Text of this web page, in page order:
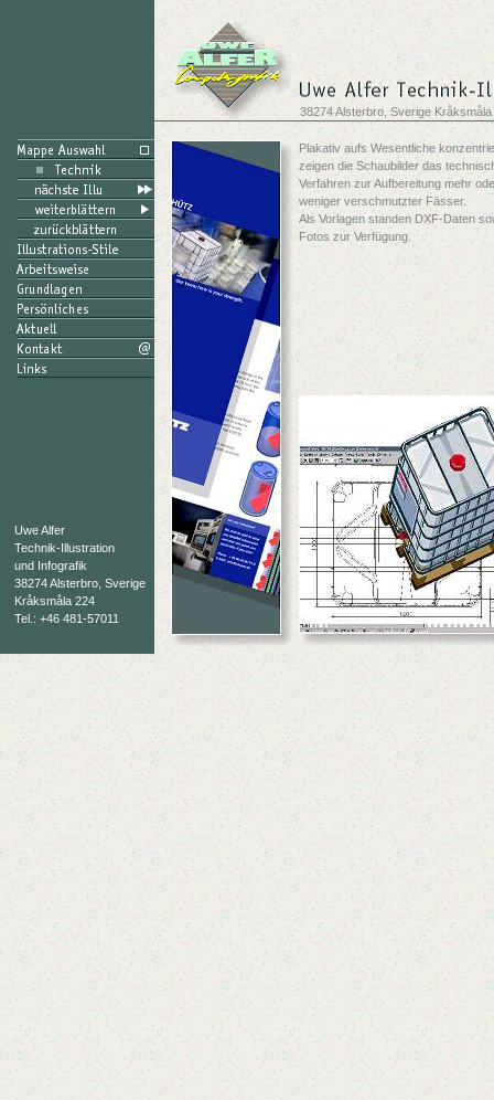
38274 Alsterbro, Sverige
Uwe Alfer
Technik-Illustration
und Infografik
38274 Alsterbro, Sverige
Kråksmåla 224
Tel.: +46 481-57011
Plakativ aufs Wesentliche
zeigen die Schaubilder das
Verfahren zur Aufbereitung mehr
weniger verschmutzter Fässer.
Als Vorlagen standen DXF-Daten
Fotos zur Verfügung.